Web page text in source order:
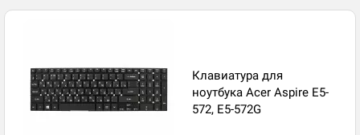
Клавиатура для
ноутбука Acer Aspire E5-
572, E5-572G